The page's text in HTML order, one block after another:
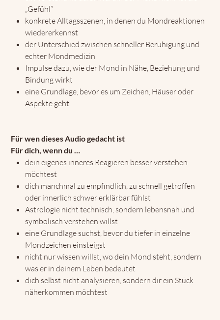
„Gefühl“
konkrete Alltagsszenen, in denen du Mondreaktionen
wiedererkennst
der Unterschied zwischen schneller Beruhigung und
echter Mondmedizin
Impulse dazu, wie der Mond in Nähe, Beziehung und
Bindung wirkt
eine Grundlage, bevor es um Zeichen, Häuser oder
Aspekte geht
Für wen dieses Audio gedacht ist
Für dich, wenn du …
dein eigenes inneres Reagieren besser verstehen
möchtest
dich manchmal zu empfindlich, zu schnell getroffen
oder innerlich schwer erklärbar fühlst
Astrologie nicht technisch, sondern lebensnah und
symbolisch verstehen willst
eine Grundlage suchst, bevor du tiefer in einzelne
Mondzeichen einsteigst
nicht nur wissen willst, wo dein Mond steht, sondern
was er in deinem Leben bedeutet
dich selbst nicht analysieren, sondern dir ein Stück
näherkommen möchtest